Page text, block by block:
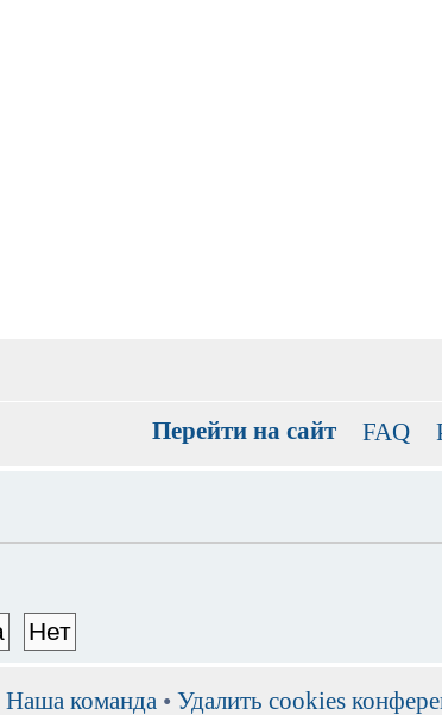
Перейти на сайт FAQ
Наша команда • Удалить cookies